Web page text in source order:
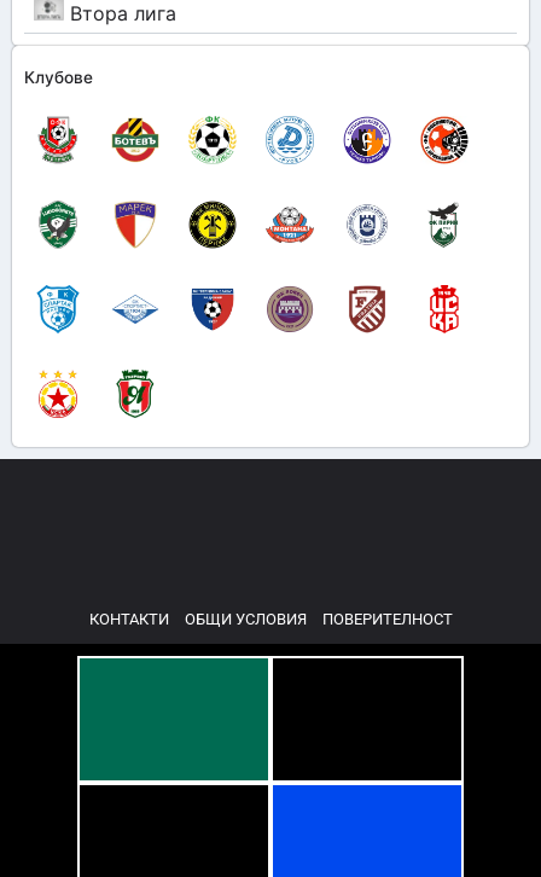
Втора лига
Клубове
КОНТАКТИ ОБЩИ УСЛОВИЯ ПОВЕРИТЕЛНОСТ